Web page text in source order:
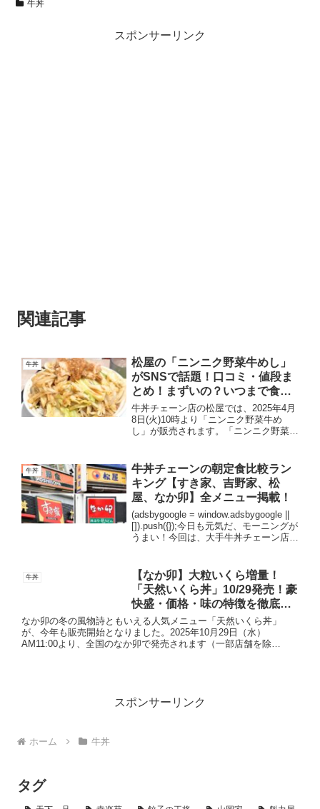
牛丼
スポンサーリンク
関連記事
牛丼
松屋の「ニンニク野菜牛めし」
がSNSで話題！口コミ・値段ま
とめ！まずいの？いつまで食べ
れる？
牛丼チェーン店の松屋では、2025年4月
8日(火)10時より「ニンニク野菜牛め
し」が販売されます。「ニンニク野菜牛
郎牛めし」のことです。シャキシャキ食
感のキャベツともや...
牛丼
牛丼チェーンの朝定食比較ラン
キング【すき家、吉野家、松
屋、なか卯】全メニュー掲載！
(adsbygoogle = window.adsbygoogle ||
[]).push({});今日も元気だ、モーニングが
うまい！今回は、大手牛丼チェーン店の
安くて...
牛丼
【なか卯】大粒いくら増量！
「天然いくら丼」10/29発売！豪
快盛・価格・味の特徴を徹底解
説
なか卯の冬の風物詩ともいえる人気メニュー「天然いくら丼」
が、今年も販売開始となりました。2025年10月29日（水）
AM11:00より、全国のなか卯で発売されます（一部店舗を除
スポンサーリンク
ホーム 牛丼
タグ